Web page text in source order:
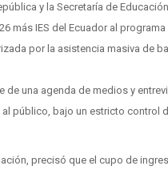
y la Secretaría de
más IES del Ecuador al
por la asistencia masiva de
una agenda de medios y
público, bajo un estricto control
precisó que el cupo de